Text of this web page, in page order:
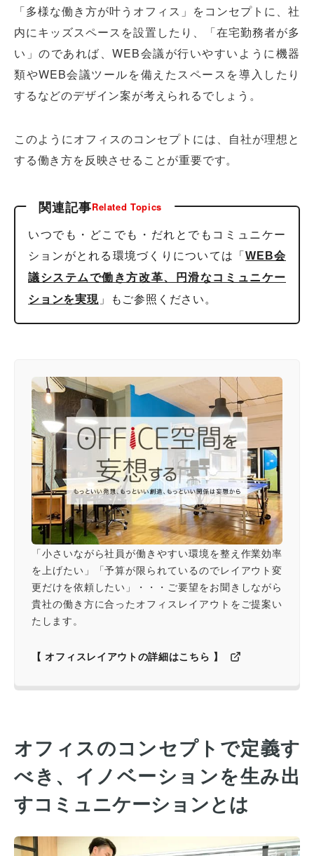
「多様な働き方が叶うオフィス」をコンセプトに、社
内にキッズスペースを設置したり、「在宅勤務者が多
い」のであれば、WEB会議が行いやすいように機器
類やWEB会議ツールを備えたスペースを導入したり
するなどのデザイン案が考えられるでしょう。
このようにオフィスのコンセプトには、自社が理想と
する働き方を反映させることが重要です。
関連記事Related Topics
いつでも・どこでも・だれとでもコミュニケー
ションがとれる環境づくりについては「WEB会
議システムで働き方改革、円滑なコミュニケー
ションを実現」もご参照ください。
「小さいながら社員が働きやすい環境を整え作業効率
を上げたい」「予算が限られているのでレイアウト変
更だけを依頼したい」・・・ご要望をお聞きしながら
貴社の働き方に合ったオフィスレイアウトをご提案い
たします。
【 オフィスレイアウトの詳細はこちら 】
オフィスのコンセプトで定義す
べき、イノベーションを生み出
すコミュニケーションとは